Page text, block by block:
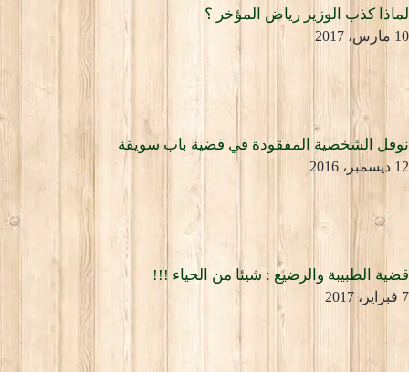
لماذا كذب الوزير رياض المؤخر ؟
10 مارس، 2017
نوفل الشخصية المفقودة في قضية باب سويقة
12 ديسمبر، 2016
قضية الطبيبة والرضيع : شيئا من الحياء !!!
7 فبراير، 2017